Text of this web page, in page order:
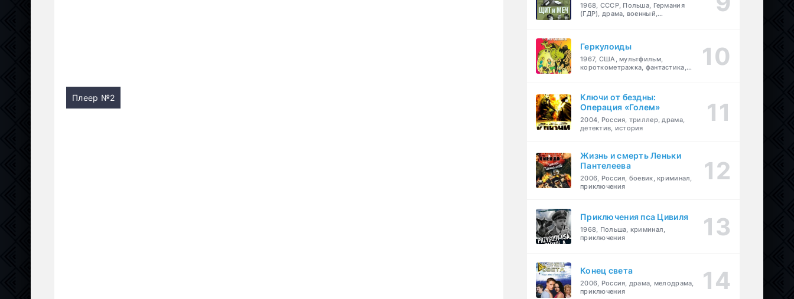
Плеер №2
1968, СССР, Польша, Германия
(ГДР), драма, военный,
Геркулоиды
1967, США, мультфильм,
короткометражка, фантастика,
Ключи от бездны:
Операция «Голем»
2004, Россия, триллер, драма,
детектив, история
Жизнь и смерть Леньки
Пантелеева
2006, Россия, боевик, криминал,
приключения
Приключения пса Цивиля
1968, Польша, криминал,
приключения
Конец света
2006, Россия, драма, мелодрама,
приключения